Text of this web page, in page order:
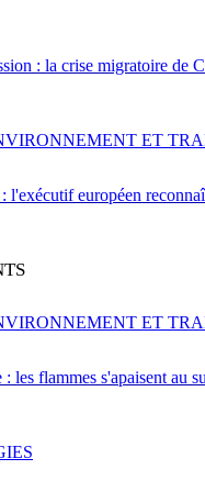
: la crise migratoire de
l'exécutif européen
ET
les flammes s'apaisent au
ET